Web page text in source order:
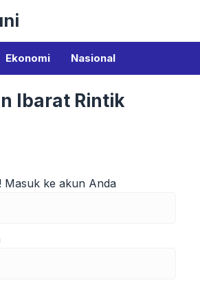
Ekonomi Nasional
Ibarat Rintik
Masuk ke akun Anda